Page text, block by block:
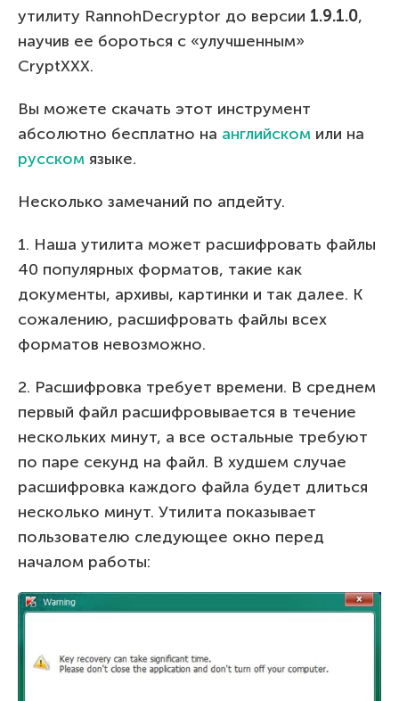
утилиту RannohDecryptor до версии 1.9.1.0,
научив ее бороться с «улучшенным»
CryptXXX.
Вы можете скачать этот инструмент
абсолютно бесплатно на английском или на
русском языке.
Несколько замечаний по апдейту.
1. Наша утилита может расшифровать файлы
40 популярных форматов, такие как
документы, архивы, картинки и так далее. К
сожалению, расшифровать файлы всех
форматов невозможно.
2. Расшифровка требует времени. В среднем
первый файл расшифровывается в течение
нескольких минут, а все остальные требуют
по паре секунд на файл. В худшем случае
расшифровка каждого файла будет длиться
несколько минут. Утилита показывает
пользователю следующее окно перед
началом работы: